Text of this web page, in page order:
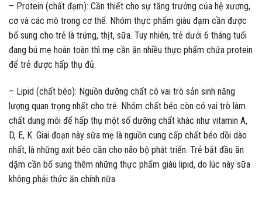
– Protein (chất đạm): Cần thiết cho sự tăng trưởng của hệ xương,
cơ và các mô trong cơ thể. Nhóm thực phẩm giàu đạm cần được
bổ sung cho trẻ là trứng, thịt, sữa. Tuy nhiên, trẻ dưới 6 tháng tuổi
đang bú mẹ hoàn toàn thì mẹ cần ăn nhiều thực phẩm chứa protein
để trẻ được hấp thụ đủ.
– Lipid (chất béo): Nguồn dưỡng chất có vai trò sản sinh năng
lượng quan trọng nhất cho trẻ. Nhóm chất béo còn có vai trò làm
chất dung môi để hấp thụ một số dưỡng chất khác như vitamin A,
D, E, K. Giai đoạn này sữa mẹ là nguồn cung cấp chất béo dồi dào
nhất, là những axit béo cần cho não bộ phát triển. Trẻ bắt đầu ăn
dặm cần bổ sung thêm những thực phẩm giàu lipid, do lúc này sữa
không phải thức ăn chính nữa.